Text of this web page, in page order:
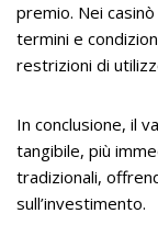
premio. Nei
termini e
restrizioni di
In conclusione, il
tangibile, più
tradizionali,
sull’investimento.